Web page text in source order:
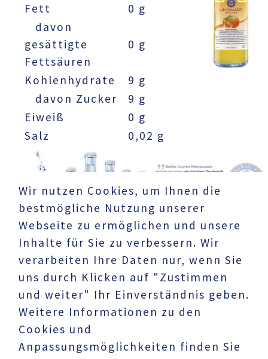
Fett
0 g
davon
gesättigte
Fettsäuren
0 g
Kohlenhydrate
9 g
davon Zucker
9 g
Eiweiß
0 g
Salz
0,02 g
UNTERNEHMEN
Datenschutz
Wir nutzen Cookies, um Ihnen die
bestmögliche Nutzung unserer
Webseite zu ermöglichen und unsere
Inhalte für Sie zu verbessern. Wir
verarbeiten Ihre Daten nur, wenn Sie
uns durch Klicken auf "Zustimmen
und weiter" Ihr Einverständnis geben.
Weitere Informationen zu den
Cookies und
Anpassungsmöglichkeiten finden Sie